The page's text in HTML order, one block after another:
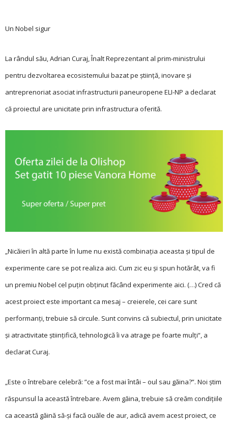
Un Nobel sigur
La rândul său, Adrian Curaj, Înalt Reprezentant al prim-ministrului
pentru dezvoltarea ecosistemului bazat pe știință, inovare și
antreprenoriat asociat infrastructurii paneuropene ELI-NP a declarat
că proiectul are unicitate prin infrastructura oferită.
„Nicăieri în altă parte în lume nu există combinația aceasta și tipul de
experimente care se pot realiza aici. Cum zic eu și spun hotărât, va fi
un premiu Nobel cel puțin obținut făcând experimente aici. (…) Cred că
acest proiect este important ca mesaj – creierele, cei care sunt
performanți, trebuie să circule. Sunt convins că subiectul, prin unicitate
și atractivitate științifică, tehnologică îi va atrage pe foarte mulți“, a
declarat Curaj.
„Este o întrebare celebră: ”ce a fost mai întâi – oul sau găina?”. Noi știm
răspunsul la această întrebare. Avem găina, trebuie să creăm condițiile
ca această găină să-și facă ouăle de aur, adică avem acest proiect, ce